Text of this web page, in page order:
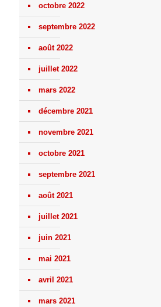
octobre 2022
septembre 2022
août 2022
juillet 2022
mars 2022
décembre 2021
novembre 2021
octobre 2021
septembre 2021
août 2021
juillet 2021
juin 2021
mai 2021
avril 2021
mars 2021